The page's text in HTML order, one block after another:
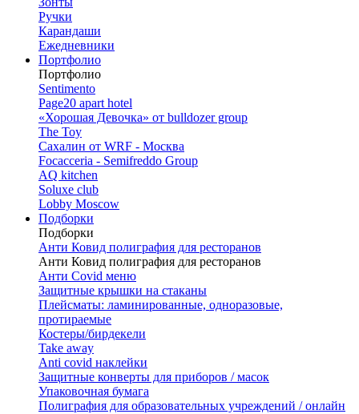
Ручки
Карандаши
Ежедневники
Портфолио
Портфолио
Sentimento
Page20 apart hotel
«Хорошая Девочка» от bulldozer group
The Toy
Сахалин от WRF - Москва
Focacceria - Semifreddo Group
AQ kitchen
Soluxe club
Lobby Moscow
Подборки
Подборки
Анти Ковид полиграфия для ресторанов
Анти Ковид полиграфия для ресторанов
Анти Covid меню
Защитные крышки на стаканы
Плейсматы: ламинированные, одноразовые,
протираемые
Костеры/бирдекели
Take away
Anti covid наклейки
Защитные конверты для приборов / масок
Упаковочная бумага
Полиграфия для образовательных учреждений / онлайн